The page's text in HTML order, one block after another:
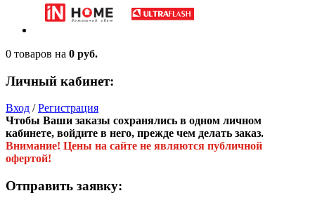
0 товаров на 0 руб.
Личный кабинет:
Вход /Регистрация
Чтобы Ваши заказы сохранялись в одном личном
кабинете, войдите в него, прежде чем делать заказ.
Внимание! Цены на сайте не являются публичной
офертой!
Отправить заявку: